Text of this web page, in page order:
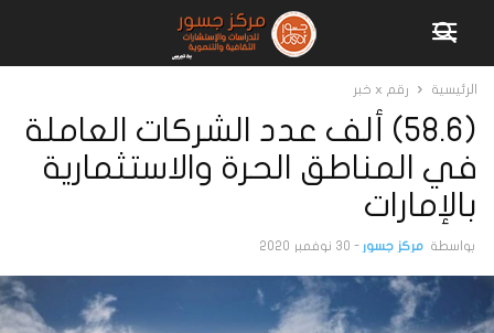
الرئيسية رقم x خبر
(58.6) ألف عدد الشركات العاملة
في المناطق الحرة والاستثمارية
بالإمارات
بواسطة مركز جسور - 30 نوفمبر 2020